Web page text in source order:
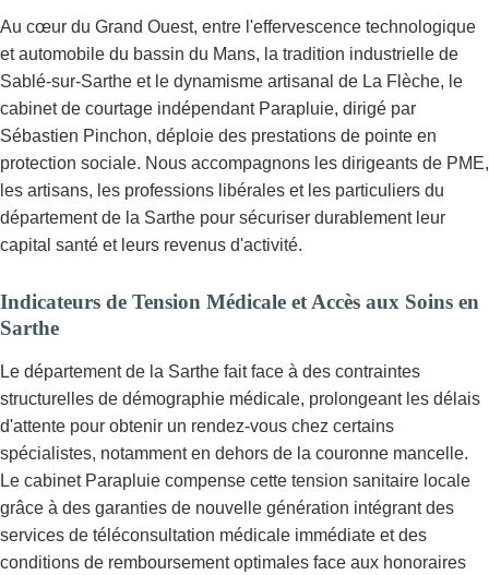
Au cœur du Grand Ouest, entre l'effervescence technologique
et automobile du bassin du Mans, la tradition industrielle de
Sablé-sur-Sarthe et le dynamisme artisanal de La Flèche, le
cabinet de courtage indépendant Parapluie, dirigé par
Sébastien Pinchon, déploie des prestations de pointe en
protection sociale. Nous accompagnons les dirigeants de PME,
les artisans, les professions libérales et les particuliers du
département de la Sarthe pour sécuriser durablement leur
capital santé et leurs revenus d'activité.
Indicateurs de Tension Médicale et Accès aux Soins en
Sarthe
Le département de la Sarthe fait face à des contraintes
structurelles de démographie médicale, prolongeant les délais
d'attente pour obtenir un rendez-vous chez certains
spécialistes, notamment en dehors de la couronne mancelle.
Le cabinet Parapluie compense cette tension sanitaire locale
grâce à des garanties de nouvelle génération intégrant des
services de téléconsultation médicale immédiate et des
conditions de remboursement optimales face aux honoraires